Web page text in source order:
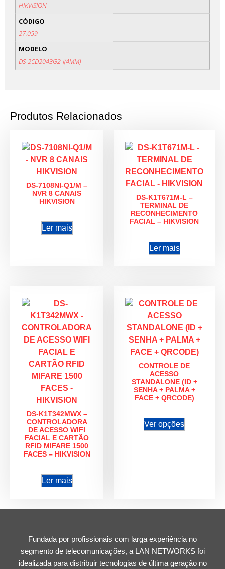
HIKVISION
CÓDIGO
27.059
MODELO
DS-2CD2043G2-I(4MM)
Produtos Relacionados
DS-7108NI-Q1/M –
NVR 8 CANAIS
HIKVISION
Ler mais
DS-K1T671M-L –
TERMINAL DE
RECONHECIMENTO
FACIAL – HIKVISION
Ler mais
DS-K1T342MWX –
CONTROLADORA
DE ACESSO WIFI
FACIAL E CARTÃO
RFID MIFARE 1500
FACES – HIKVISION
Ler mais
CONTROLE DE
ACESSO
STANDALONE (ID +
SENHA + PALMA +
FACE + QRCODE)
Ver opções
Fundada por profissionais com larga experiência no
segmento de telecomunicações, a LAN NETWORKS foi
idealizada para distribuir tecnologias de última geração no